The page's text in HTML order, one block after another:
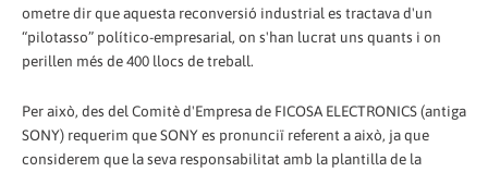
ometre dir que aquesta reconversió industrial es tractava d'un
“pilotasso” político-empresarial, on s'han lucrat uns quants i on
perillen més de 400 llocs de treball.
Per això, des del Comitè d'Empresa de FICOSA ELECTRONICS (antiga
SONY) requerim que SONY es pronunciï referent a això, ja que
considerem que la seva responsabilitat amb la plantilla de la